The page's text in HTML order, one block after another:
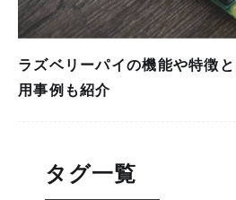
ラズベリーパイの機能や特徴
用事例も紹介
タグ一覧